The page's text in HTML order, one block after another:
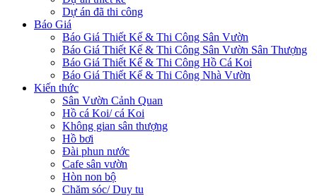
Dự án đã thi công
Báo Giá
Báo Giá Thiết Kế & Thi Công Sân Vườn
Báo Giá Thiết Kế & Thi Công Sân Vườn Sân Thượng
Báo Giá Thiết Kế & Thi Công Hồ Cá Koi
Báo Giá Thiết Kế & Thi Công Nhà Vườn
Kiến thức
Sân Vườn Cảnh Quan
Hồ cá Koi/ cá Koi
Không gian sân thượng
Hồ bơi
Đài phun nước
Cafe sân vườn
Hòn non bộ
Chăm sóc/ Duy tu